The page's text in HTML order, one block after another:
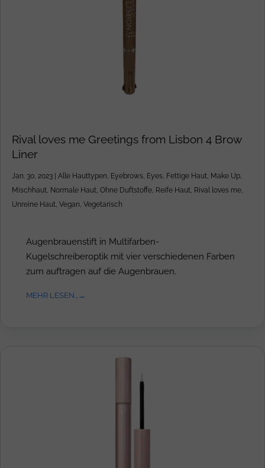
Rival loves me Greetings from Lisbon 4 Brow
Liner
Jan. 30, 2023 Alle Hauttypen, Eyebrows, Eyes, Fettige Haut, Make Up,
Mischhaut, Normale Haut, Ohne Duftstoffe, Reife Haut, Rival loves me,
Unreine Haut, Vegan, Vegetarisch
Augenbrauenstift in Multifarben-
Kugelschreiberoptik mit vier verschiedenen Farben
zum auftragen auf die Augenbrauen.
MEHR LESEN...